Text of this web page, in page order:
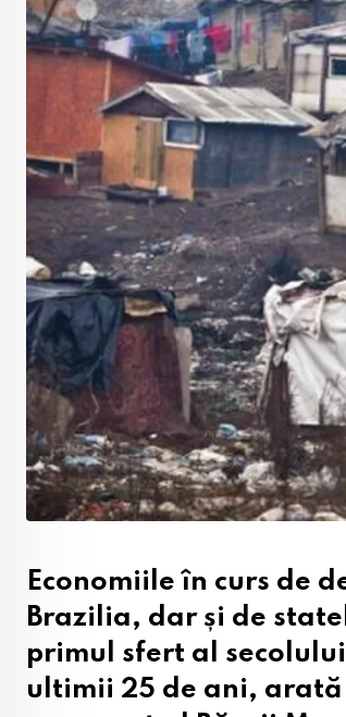
Economiile în curs de
Brazilia, dar și de
primul sfert al
ultimii 25 de ani, arată